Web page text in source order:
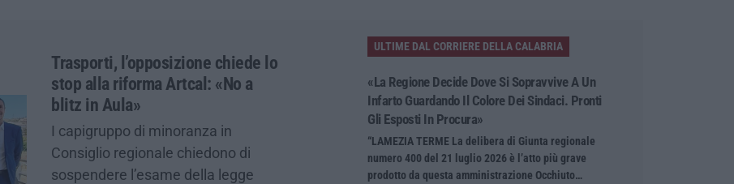
Trasporti, l’opposizione chiede lo
stop alla riforma Artcal: «No a
blitz in Aula»
I capigruppo di minoranza in
Consiglio regionale chiedono di
sospendere l’esame della legge
ULTIME DAL CORRIERE DELLA CALABRIA
«La Regione Decide Dove Si Sopravvive A Un
Infarto Guardando Il Colore Dei Sindaci. Pronti
Gli Esposti In Procura»
“LAMEZIA TERME La delibera di Giunta regionale
numero 400 del 21 luglio 2026 è l’atto più grave
prodotto da questa amministrazione Occhiuto…